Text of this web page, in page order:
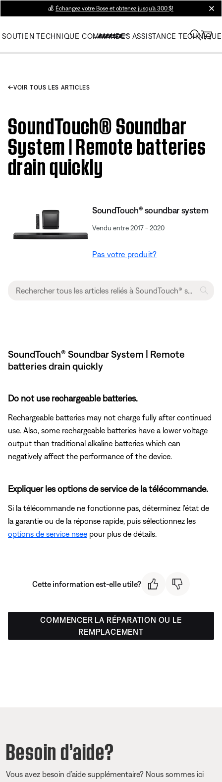
💰 Échangez votre Bose et obtenez jusqu’à 300 $!
SOUTIEN TECHNIQUE COMMANDES ASSISTANCE TECHNIQUE
VOIR TOUS LES ARTICLES
SoundTouch® Soundbar
System | Remote batteries
drain quickly
SoundTouch® soundbar system
Vendu entre 2017 - 2020
Pas votre produit?
SoundTouch® Soundbar System | Remote
batteries drain quickly
Do not use rechargeable batteries.
Rechargeable batteries may not charge fully after continued
use. Also, some rechargeable batteries have a lower voltage
output than traditional alkaline batteries which can
negatively affect the performance of the device.
Expliquer les options de service de la télécommande.
Si la télécommande ne fonctionne pas, déterminez l'état de
la garantie ou de la réponse rapide, puis sélectionnez les
options de service nsee pour plus de détails.
Cette information est-elle utile?
COMMENCER LA RÉPARATION OU LE
REMPLACEMENT
Besoin d’aide?
Vous avez besoin d’aide supplémentaire? Nous sommes ici